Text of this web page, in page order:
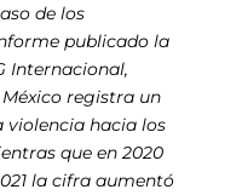
de los
publicado la
Internacional,
México registra un
hacia los
que en 2020
la cifra aumentó